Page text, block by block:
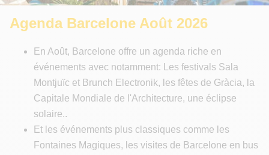
Agenda Barcelone Août 2026
En Août, Barcelone offre un agenda riche en
événements avec notamment: Les festivals Sala
Montjuïc et Brunch Electronik, les fêtes de Gràcia, la
Capitale Mondiale de l'Architecture, une éclipse
solaire..
Et les événements plus classiques comme les
Fontaines Magiques, les visites de Barcelone en bus